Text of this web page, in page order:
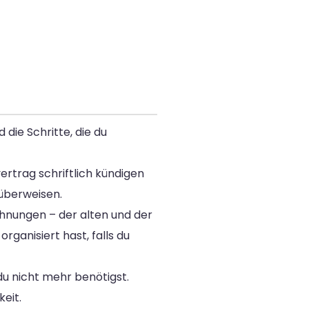
die Schritte, die du
schriftlich kündigen
– der alten und der
hast, falls du
nicht mehr benötigst.